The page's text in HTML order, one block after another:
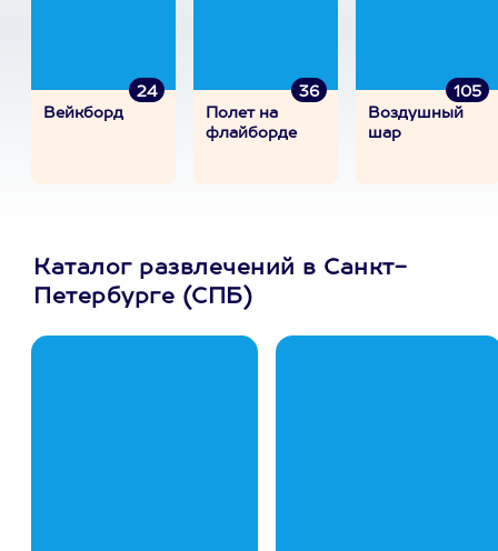
24
Вейкборд
36
Полет на
флайборде
105
Воздушный
шар
Каталог развлечений в Санкт-
Петербурге (СПБ)